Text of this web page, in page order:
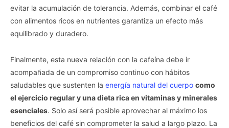
evitar la acumulación de tolerancia. Además, combinar el café
con alimentos ricos en nutrientes garantiza un efecto más
equilibrado y duradero.
Finalmente, esta nueva relación con la cafeína debe ir
acompañada de un compromiso continuo con hábitos
saludables que sustenten la energía natural del cuerpo como
el ejercicio regular y una dieta rica en vitaminas y minerales
esenciales. Solo así será posible aprovechar al máximo los
beneficios del café sin comprometer la salud a largo plazo. La